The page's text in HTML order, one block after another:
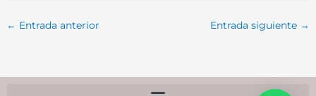
← Entrada anterior Entrada siguiente →